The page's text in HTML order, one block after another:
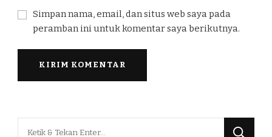
Simpan nama, email, dan situs web saya pada
peramban ini untuk komentar saya berikutnya.
Mencari